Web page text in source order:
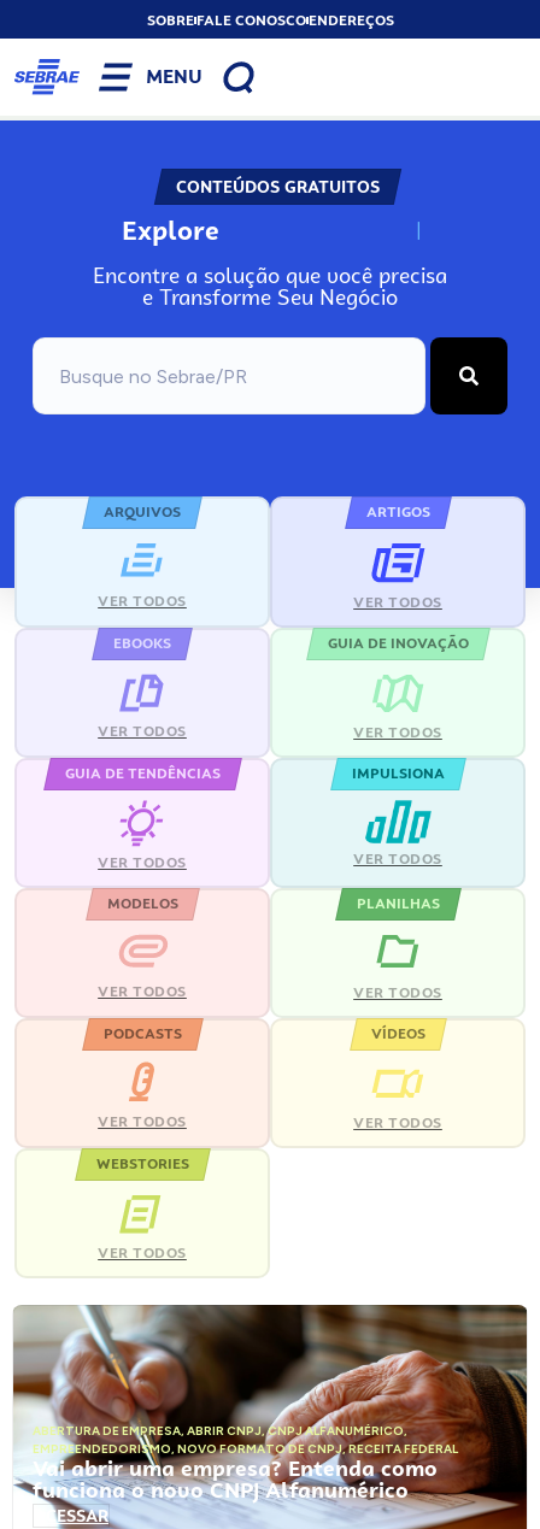
SOBREFALE CONOSCOENDEREÇOS
MENU
CONTEÚDOS GRATUITOS
Explore N
Encontre a solução que você precisa
e Transforme Seu Negócio
ARQUIVOS
VER TODOS
ARTIGOS
VER TODOS
EBOOKS
VER TODOS
GUIA DE INOVAÇÃO
VER TODOS
GUIA DE TENDÊNCIAS
VER TODOS
IMPULSIONA
VER TODOS
MODELOS
VER TODOS
PLANILHAS
VER TODOS
PODCASTS
VER TODOS
VÍDEOS
VER TODOS
WEBSTORIES
VER TODOS
ABERTURA DE EMPRESA, ABRIR CNPJ,CNPJ ALFANUMÉRICO,
EMPREENDEDORISMO, NOVO FORMATO DE CNPJ,RECEITA FEDERAL
Vai abrir uma empresa? Entenda como
funciona o novo CNPJ Alfanumérico
ACESSAR